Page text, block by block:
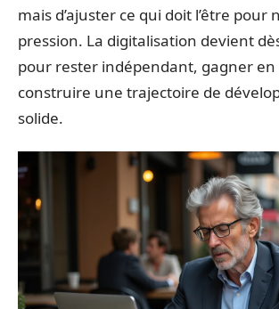
mais d’ajuster ce qui doit l’être pour
pression. La digitalisation devient
pour rester indépendant, gagner
construire une trajectoire de
solide.